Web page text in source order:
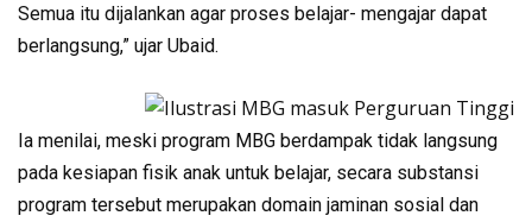
Semua itu dijalankan agar proses belajar- mengajar dapat
berlangsung,” ujar Ubaid.
Ia menilai, meski program MBG berdampak tidak langsung
pada kesiapan fisik anak untuk belajar, secara substansi
program tersebut merupakan domain jaminan sosial dan